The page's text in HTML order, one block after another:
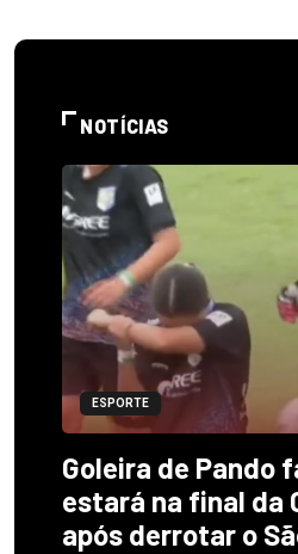
NOTÍCIAS
ESPORTE
Goleira de Pando
estará na final da
após derrotar o